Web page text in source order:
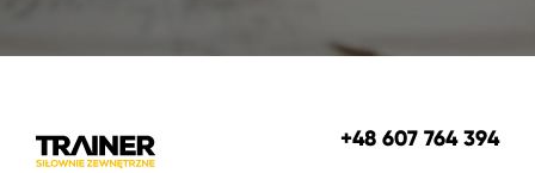
+48 607 764 394